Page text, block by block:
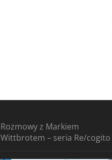
Rozmowy z Markiem
Wittbrotem – seria Re/cogito